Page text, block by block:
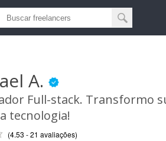
A.
Full-stack. Transformo
tecnologia!
(4.53 - 21 avaliações)